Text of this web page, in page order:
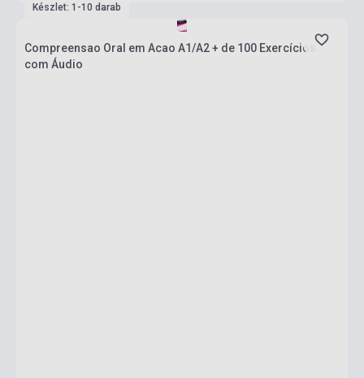
Készlet: 1-10 darab
Compreensao Oral em Acao A1/A2 + de 100 Exercícios
com Áudio